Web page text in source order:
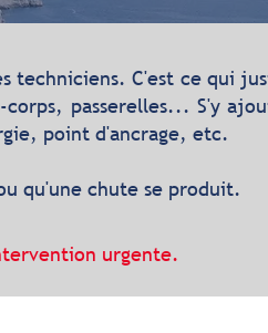
techniciens. C'est ce qui
passerelles... S'y
point d'ancrage, etc.
qu'une chute se produit.
urgente.